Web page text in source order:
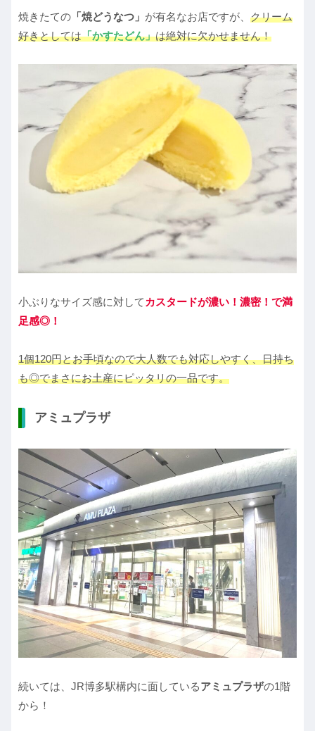
焼きたての 「焼どうなつ」 が有名なお店ですが、 クリーム
好きとしては「かすたどん」は絶対に欠かせません！
小ぶりなサイズ感に対して カスタードが濃い！濃密！で満
足感◎！
1個120円とお手頃なので大人数でも対応しやすく、日持ち
も◎でまさにお土産にピッタリの一品です。
アミュプラザ
続いては、JR博多駅構内に面しているアミュプラザの1階
から！